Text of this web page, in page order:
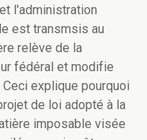
l'administration
est transmsis au
relève de la
fédéral et modifie
explique pourquoi
de loi adopté à la
imposable visée